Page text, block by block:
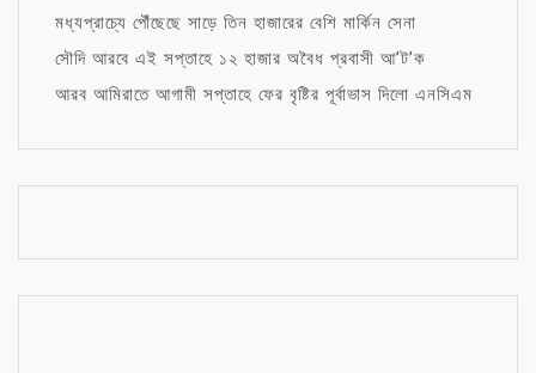
মধ্যপ্রাচ্যে পৌঁছেছে সাড়ে তিন হাজারের বেশি মার্কিন সেনা
সৌদি আরবে এই সপ্তাহে ১২ হাজার অবৈধ প্রবাসী আ’ট’ক
আরব আমিরাতে আগামী সপ্তাহে ফের বৃষ্টির পূর্বাভাস দিলো এনসিএম